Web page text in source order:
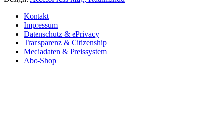
Kontakt
Impressum
Datenschutz & ePrivacy
Transparenz & Citizenship
Mediadaten & Preissystem
Abo-Shop